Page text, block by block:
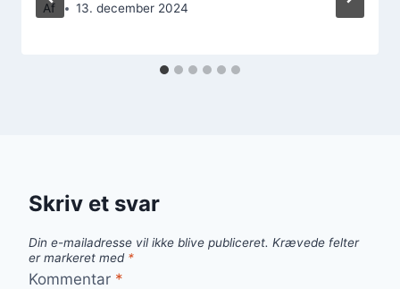
Af 13. december 2024
Skriv et svar
Din e-mailadresse vil ikke blive publiceret. Krævede felter
er markeret med *
Kommentar *